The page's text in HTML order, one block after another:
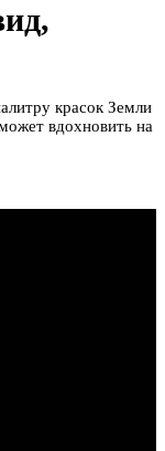
красок Земли
вдохновить на